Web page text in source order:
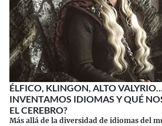
ÉLFICO, KLINGON, ALTO
INVENTAMOS IDIOMAS Y QUÉ
EL CEREBRO?
Más allá de la diversidad de idiomas del